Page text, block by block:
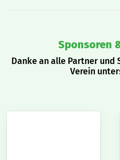
Sponsoren
Danke an alle Partner und
Verein